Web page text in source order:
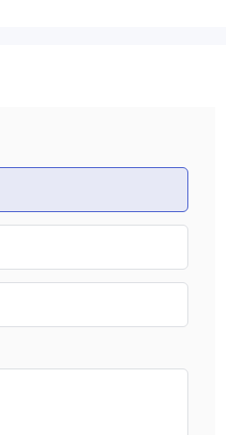
、point gold hand 2.0、fast
、 瑞奇期货期货 - 金字塔， 瑞
软件是 瑞奇期货期货APP，包含开
功能，为客户提供更便捷的体验。
账的方式将资金存入账户，但需要注
字，必须写在合约中。 Bank to
少 1 美元。而且，根据反洗钱法的要
额为50万元的资金时，这笔资金可
下，只能转移“可用资金”的70%；在
交易部全额划转。近日，不少投资者
因此，投资者应谨慎与公司交易，以